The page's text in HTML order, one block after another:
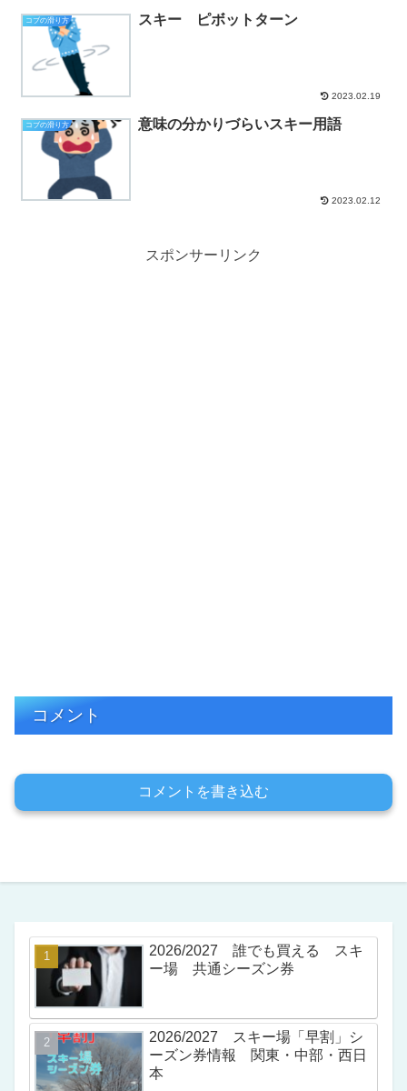
コブの滑り方 スキー ピボットターン
2023.02.19
コブの滑り方 意味の分かりづらいスキー用語
2023.02.12
スポンサーリンク
コメント
コメントを書き込む
2026/2027 誰でも買える スキ
ー場 共通シーズン券
2026/2027 スキー場「早割」シ
ーズン券情報 関東・中部・西日
本